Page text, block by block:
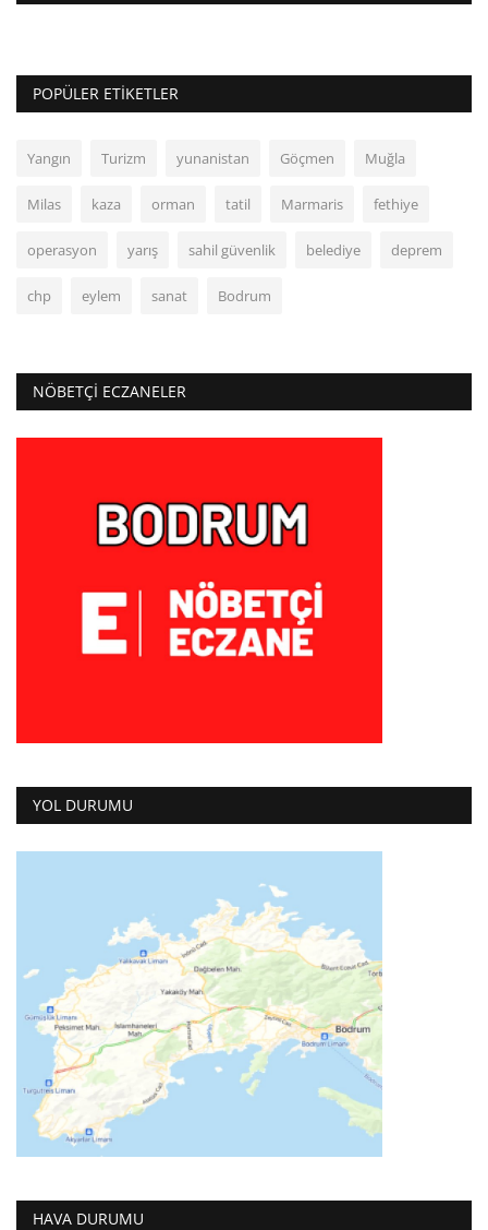
POPÜLER ETIKETLER
Yangın Turizm yunanistan Göçmen Muğla
Milas kaza orman tatil Marmaris fethiye
operasyon yarış sahil güvenlik belediye deprem
chp eylem sanat Bodrum
NÖBETÇI ECZANELER
YOL DURUMU
HAVA DURUMU